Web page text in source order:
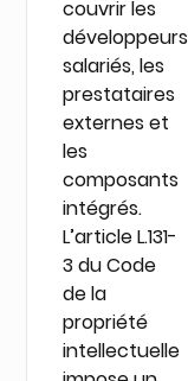
couvrir les
développeurs
salariés, les
prestataires
externes et
les
composants
intégrés.
L’article L.131-
3 du Code
de la
propriété
intellectuelle